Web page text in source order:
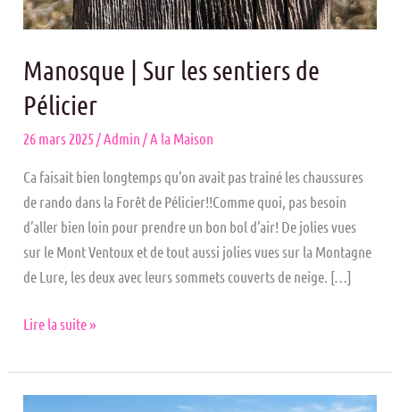
Manosque | Sur les sentiers de
Pélicier
26 mars 2025 / Admin / A la Maison
Ca faisait bien longtemps qu’on avait pas trainé les chaussures
de rando dans la Forêt de Pélicier!!Comme quoi, pas besoin
d’aller bien loin pour prendre un bon bol d’air! De jolies vues
sur le Mont Ventoux et de tout aussi jolies vues sur la Montagne
de Lure, les deux avec leurs sommets couverts de neige. […]
Lire la suite »